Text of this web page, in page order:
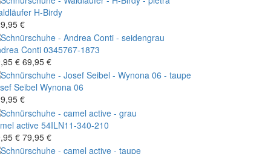
H-Birdy
€
Conti 0345767-1873
€ 69,95 €
Seibel Wynona 06
€
active 54ILN11-340-210
€ 79,95 €